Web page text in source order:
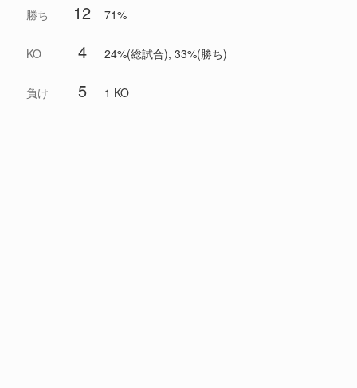
勝ち 12 71%
KO 4 24%(総試合), 33%(勝ち)
負け 5 1 KO